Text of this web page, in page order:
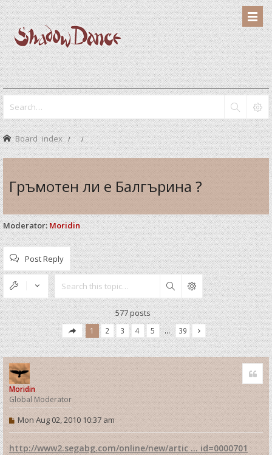
Board index
Гръмотен ли е Балгърина ?
Moderator: Moridin
Post Reply
Search
577 posts
1 2 3 4 5 … 39
Moridin
Global Moderator
P
o
s
t
Mon Aug 02, 2010 10:37 am
http://www2.segabg.com/online/new/artic ... id=0000701